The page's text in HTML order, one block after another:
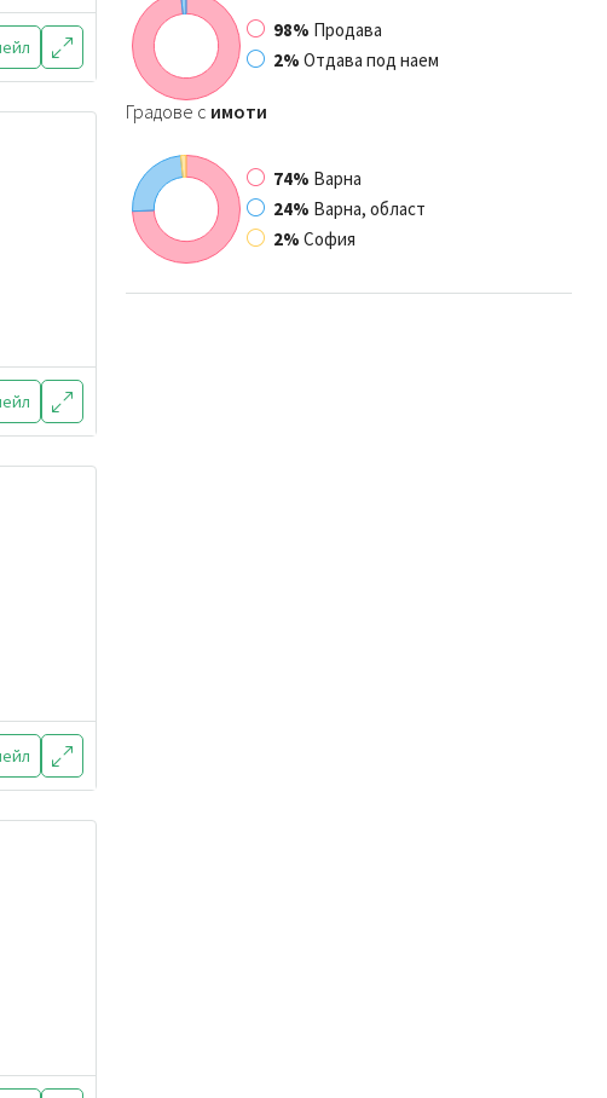
98% Продава
2% Отдава под наем
Градове с имоти
74% Варна
24% Варна, област
2% София